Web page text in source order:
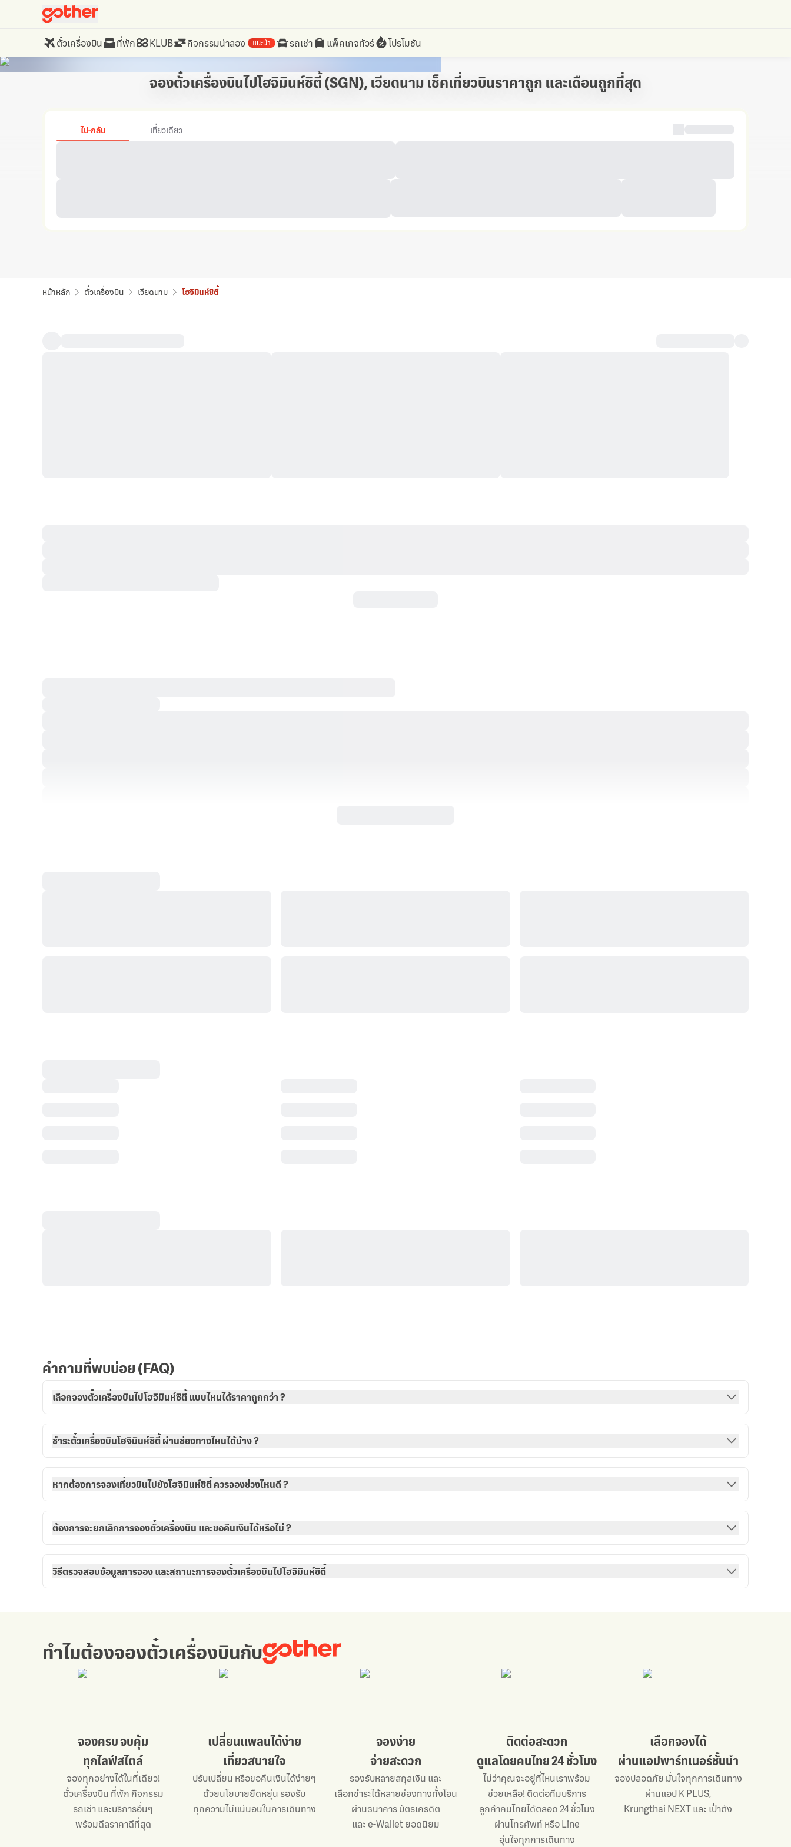
ตั๋วเครื่องบิน ที่พัก KLUB กิจกรรมน่าลอง แนะนำ รถเช่า แพ็คเกจทัวร์ โปรโมชัน
จองตั๋วเครื่องบินไปโฮจิมินห์ซิตี้ (SGN), เวียดนาม เช็คเที่ยวบินราคาถูก และเดือนถูกที่สุด
ไป-กลับ เที่ยวเดียว
หน้าหลัก ตั๋วเครื่องบิน เวียดนาม โฮจิมินห์ซิตี้
คำถามที่พบบ่อย (FAQ)
เลือกจองตั๋วเครื่องบินไปโฮจิมินห์ซิตี้ แบบไหนได้ราคาถูกกว่า ?
ชำระตั๋วเครื่องบินโฮจิมินห์ซิตี้ ผ่านช่องทางไหนได้บ้าง ?
หากต้องการจองเที่ยวบินไปยังโฮจิมินห์ซิตี้ ควรจองช่วงไหนดี ?
ต้องการจะยกเลิกการจองตั๋วเครื่องบิน และขอคืนเงินได้หรือไม่ ?
วิธีตรวจสอบข้อมูลการจอง และสถานะการจองตั๋วเครื่องบินไปโฮจิมินห์ซิตี้
ทำไมต้องจองตั๋วเครื่องบินกับ
กับ
จองครบ จบคุ้ม
ทุกไลฟ์สไตล์
จองทุกอย่างได้ในที่เดียว!
ตั๋วเครื่องบิน ที่พัก กิจกรรม
รถเช่าและบริการอื่นๆ
พร้อมดีลราคาดีที่สุด
เปลี่ยนแพลนได้ง่าย
เที่ยวสบายใจ
ปรับเปลี่ยน หรือขอคืนเงินได้ง่ายๆ
ด้วยนโยบายยืดหยุ่น รองรับ
ทุกความไม่แน่นอนในการเดินทาง
จองง่าย
จ่ายสะดวก
รองรับหลายสกุลเงิน และ
เลือกชำระได้หลายช่องทางทั้งโอน
ผ่านธนาคาร บัตรเครดิต
และ e-Wallet ยอดนิยม
ติดต่อสะดวก
ดูแลโดยคนไทย 24 ชั่วโมง
ไม่ว่าคุณจะอยู่ที่ไหนเราพร้อม
ช่วยเหลือ! ติดต่อทีมบริการ
ลูกค้าคนไทยได้ตลอด 24 ชั่วโมง
ผ่านโทรศัพท์ หรือ Line
อุ่นใจทุกการเดินทาง
เลือกจองได้
ผ่านแอปพาร์ทเนอร์ชั้นนำ
จองปลอดภัย มั่นใจทุกการเดินทาง
ผ่านแอป K PLUS,
Krungthai NEXT และ เป๋าตัง